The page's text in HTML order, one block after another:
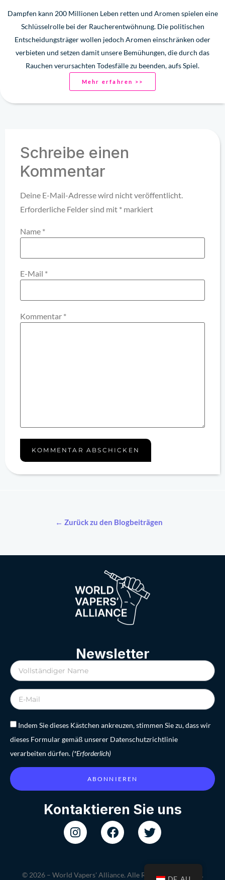
Dampfen kann 200 Millionen Leben retten und Aromen spielen eine
Schlüsselrolle bei der Raucherentwöhnung. Die politischen
Entscheidungsträger wollen jedoch Aromen einschränken oder
verbieten und setzen damit unsere Bemühungen, die durch das
Rauchen verursachten Todesfälle zu beenden, aufs Spiel.
Mehr erfahren >>
Schreibe einen
Kommentar
Deine E-Mail-Adresse wird nicht veröffentlicht.
Erforderliche Felder sind mit * markiert
Name *
E-Mail *
Kommentar *
← Zurück zu den Blogbeiträgen
Newsletter
Indem Sie dieses Kästchen ankreuzen, stimmen Sie zu, dass wir
dieses Formular gemäß unserer Datenschutzrichtlinie
verarbeiten dürfen.(*Erforderlich)
ABONNIEREN
Kontaktieren Sie uns
© 2026 – World Vapers' Alliance. Alle Rechte vorbehalten.